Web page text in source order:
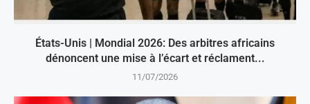
États-Unis | Mondial 2026: Des arbitres africains
dénoncent une mise à l’écart et réclament...
11/07/2026